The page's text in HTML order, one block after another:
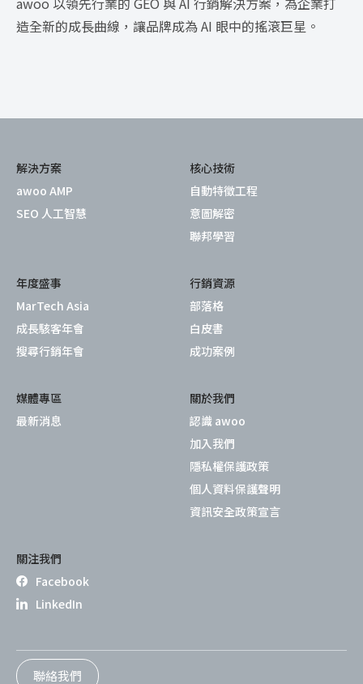
造全新的成長曲線，讓品牌成為 AI 眼中的搖滾巨星。
解決方案
awoo AMP
SEO 人工智慧
核心技術
自動特徵工程
意圖解密
聯邦學習
年度盛事
MarTech Asia
成長駭客年會
搜尋行銷年會
行銷資源
部落格
白皮書
成功案例
媒體專區
最新消息
關於我們
認識 awoo
加入我們
隱私權保護政策
個人資料保護聲明
資訊安全政策宣言
關注我們
Facebook
LinkedIn
聯絡我們